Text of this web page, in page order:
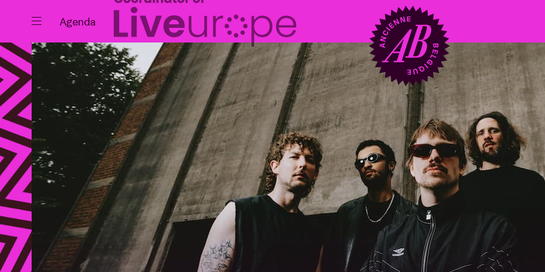
Fermer
Agenda
Projets
Actualités
Location de
BRDCST
ABtv
Chèque-concert
Agenda